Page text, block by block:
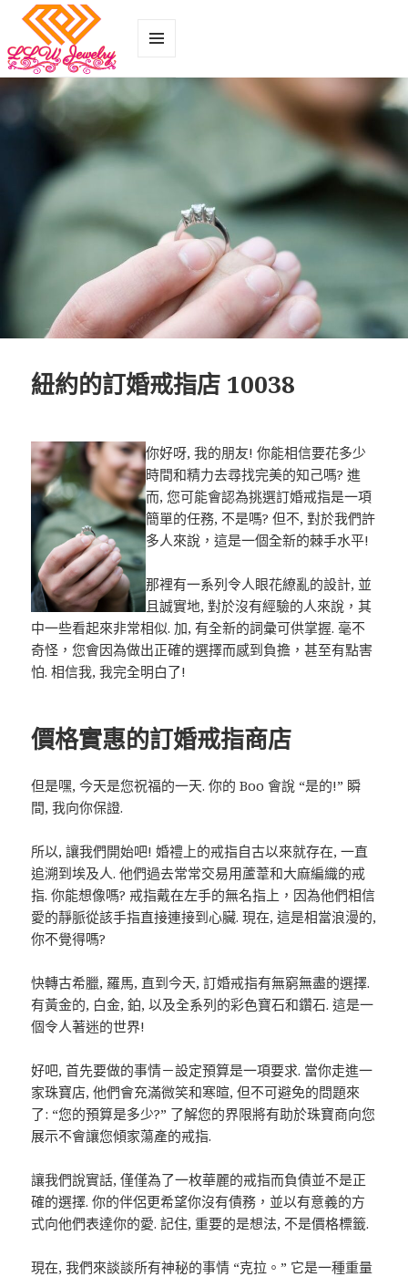
小部件
紐約的訂婚戒指店 10038
你好呀, 我的朋友! 你能相信要花多少
時間和精力去尋找完美的知己嗎? 進
而, 您可能會認為挑選訂婚戒指是一項
簡單的任務, 不是嗎? 但不, 對於我們許
多人來說，這是一個全新的棘手水平!
那裡有一系列令人眼花繚亂的設計, 並
且誠實地, 對於沒有經驗的人來說，其
中一些看起來非常相似. 加, 有全新的詞彙可供掌握. 毫不
奇怪，您會因為做出正確的選擇而感到負擔，甚至有點害
怕. 相信我, 我完全明白了!
價格實惠的訂婚戒指商店
但是嘿, 今天是您祝福的一天. 你的 Boo 會說 “是的!” 瞬
間, 我向你保證.
所以, 讓我們開始吧! 婚禮上的戒指自古以來就存在, 一直
追溯到埃及人. 他們過去常常交易用蘆葦和大麻編織的戒
指. 你能想像嗎? 戒指戴在左手的無名指上，因為他們相信
愛的靜脈從該手指直接連接到心臟. 現在, 這是相當浪漫的,
你不覺得嗎?
快轉古希臘, 羅馬, 直到今天, 訂婚戒指有無窮無盡的選擇.
有黃金的, 白金, 鉑, 以及全系列的彩色寶石和鑽石. 這是一
個令人著迷的世界!
好吧, 首先要做的事情－設定預算是一項要求. 當你走進一
家珠寶店, 他們會充滿微笑和寒暄, 但不可避免的問題來
了: “您的預算是多少?” 了解您的界限將有助於珠寶商向您
展示不會讓您傾家蕩產的戒指.
讓我們說實話, 僅僅為了一枚華麗的戒指而負債並不是正
確的選擇. 你的伴侶更希望你沒有債務，並以有意義的方
式向他們表達你的愛. 記住, 重要的是想法, 不是價格標籤.
現在, 我們來談談所有神秘的事情 “克拉。” 它是一種重量